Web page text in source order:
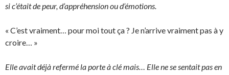
si c’était de peur, d’appréhension ou d’émotions.
« C’est vraiment… pour moi tout ça ? Je n’arrive vraiment pas à y
croire… »
Elle avait déjà refermé la porte à clé mais… Elle ne se sentait pas en